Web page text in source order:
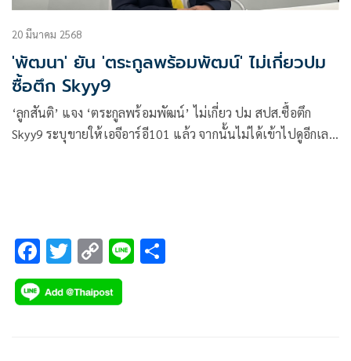
20 มีนาคม 2568
'พัฒนา' ยัน 'ตระกูลพร้อมพัฒน์' ไม่เกี่ยวปม
ซื้อตึก Skyy9
‘ลูกสันติ’ แจง ‘ตระกูลพร้อมพัฒน์’ ไม่เกี่ยว ปม สปส.ซื้อตึก
Skyy9 ระบุขายให้เอจีอาร์อี101 แล้ว จากนั้นไม่ได้เข้าไปดูอีกเลย
F
ac
e
T
wi
tt
C
o
p
Li